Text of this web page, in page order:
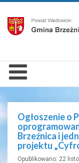
Ogłoszenie o
Brzeźnica i
projektu
Opublikowano: 22